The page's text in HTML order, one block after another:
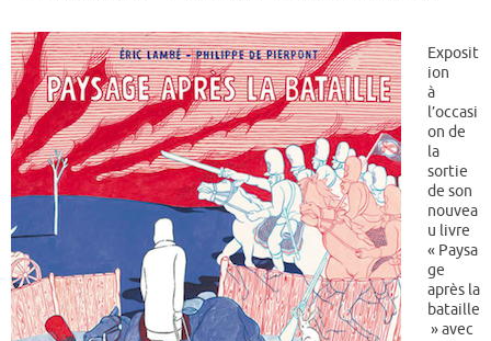
Exposit
ion
à
l’occasi
on de
la
sortie
de son
nouvea
u livre
« Paysa
ge
après la
bataille
» avec